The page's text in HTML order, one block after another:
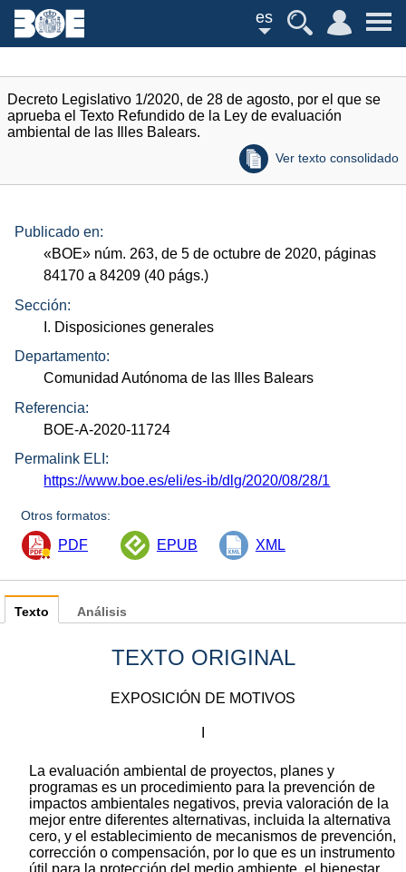
es
Decreto Legislativo 1/2020, de 28 de agosto, por el que se
aprueba el Texto Refundido de la Ley de evaluación
ambiental de las Illes Balears.
Ver texto consolidado
Publicado en:
«BOE» núm. 263, de 5 de octubre de 2020, páginas
84170 a 84209 (40 págs.)
Sección:
I. Disposiciones generales
Departamento:
Comunidad Autónoma de las Illes Balears
Referencia:
BOE-A-2020-11724
Permalink ELI:
https://www.boe.es/eli/es-ib/dlg/2020/08/28/1
Otros formatos:
PDF EPUB XML
Texto
TEXTO ORIGINAL
EXPOSICIÓN DE MOTIVOS
La evaluación ambiental de proyectos, planes y
programas es un procedimiento para la prevención de
impactos ambientales negativos, previa valoración de la
mejor entre diferentes alternativas, incluida la alternativa
cero, y el establecimiento de mecanismos de prevención,
corrección o compensación, por lo que es un instrumento
Análisis